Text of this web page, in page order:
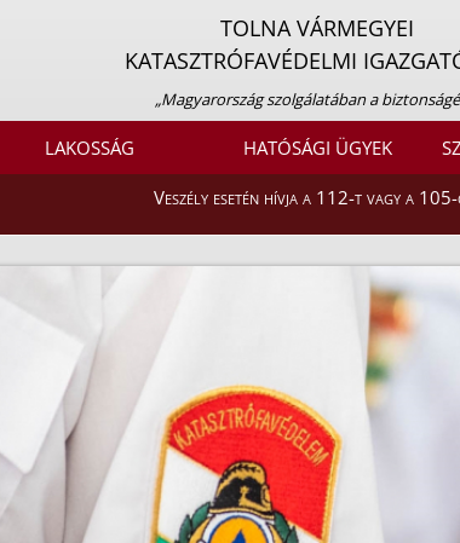
TOLNA VÁRMEGYEI
KATASZTRÓFAVÉDELMI
„Magyarország szolgálatában a
LAKOSSÁG HATÓSÁGI ÜGYEK
Veszély esetén hívja a 112-t vagy a